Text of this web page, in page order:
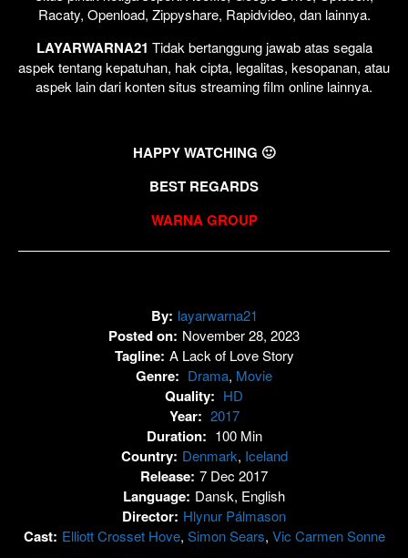
Racaty, Openload, Zippyshare, Rapidvideo, dan lainnya.
LAYARWARNA21 Tidak bertanggung jawab atas segala
aspek tentang kepatuhan, hak cipta, legalitas, kesopanan, atau
aspek lain dari konten situs streaming film online lainnya.
HAPPY WATCHING 🙂
BEST REGARDS
WARNA GROUP
By: layarwarna21
Posted on: November 28, 2023
Tagline: A Lack of Love Story
Genre: Drama, Movie
Quality: HD
Year: 2017
Duration: 100 Min
Country: Denmark, Iceland
Release: 7 Dec 2017
Language: Dansk, English
Director: Hlynur Pálmason
Cast: Elliott Crosset Hove, Simon Sears, Vic Carmen Sonne